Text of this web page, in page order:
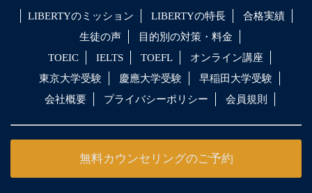
LIBERTYのミッション LIBERTYの特長
合格実績
生徒の声
目的別の対策・料金
TOEIC
IELTS TOEFL
オンライン講座
東京大学受験
慶應大学受験
早稲田大学受験
会社概要
プライバシーポリシー 会員規則
無料カウンセリングのご予約